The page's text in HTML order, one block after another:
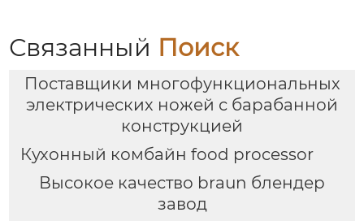
Связанный Поиск
Поставщики многофункциональных
электрических ножей с барабанной
конструкцией
Кухонный комбайн food processor
Высокое качество braun блендер
завод